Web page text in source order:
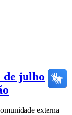
de julho
externa